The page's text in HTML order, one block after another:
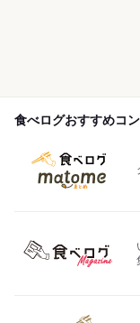
食べログおすすめコ